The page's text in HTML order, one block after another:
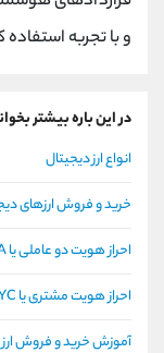
و با تجربه استفاده
در این باره بیشتر
انواع ارز دیجیتال
خرید و فروش ارزهای
احراز هویت دو عاملی یا 2FA چیست؟
احراز هویت مشتری یا KYC
آموزش خرید و فروش